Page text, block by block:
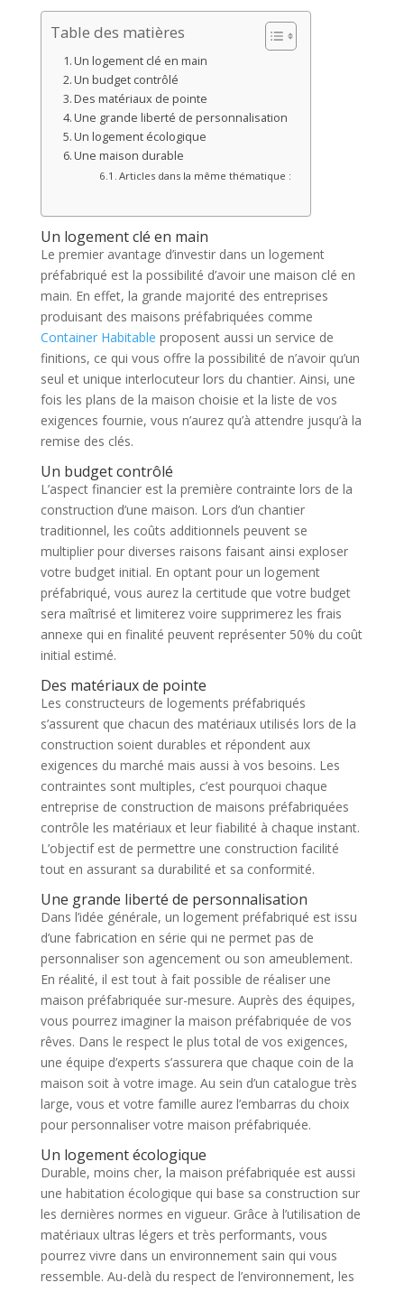
Table des matières
Un logement clé en main
Un budget contrôlé
Des matériaux de pointe
Une grande liberté de personnalisation
Un logement écologique
Une maison durable
Articles dans la même thématique :
Un logement clé en main
Le premier avantage d’investir dans un logement
préfabriqué est la possibilité d’avoir une maison clé en
main. En effet, la grande majorité des entreprises
produisant des maisons préfabriquées comme
Container Habitable proposent aussi un service de
finitions, ce qui vous offre la possibilité de n’avoir qu’un
seul et unique interlocuteur lors du chantier. Ainsi, une
fois les plans de la maison choisie et la liste de vos
exigences fournie, vous n’aurez qu’à attendre jusqu’à la
remise des clés.
Un budget contrôlé
L’aspect financier est la première contrainte lors de la
construction d’une maison. Lors d’un chantier
traditionnel, les coûts additionnels peuvent se
multiplier pour diverses raisons faisant ainsi exploser
votre budget initial. En optant pour un logement
préfabriqué, vous aurez la certitude que votre budget
sera maîtrisé et limiterez voire supprimerez les frais
annexe qui en finalité peuvent représenter 50% du coût
initial estimé.
Des matériaux de pointe
Les constructeurs de logements préfabriqués
s’assurent que chacun des matériaux utilisés lors de la
construction soient durables et répondent aux
exigences du marché mais aussi à vos besoins. Les
contraintes sont multiples, c’est pourquoi chaque
entreprise de construction de maisons préfabriquées
contrôle les matériaux et leur fiabilité à chaque instant.
L’objectif est de permettre une construction facilité
tout en assurant sa durabilité et sa conformité.
Une grande liberté de personnalisation
Dans l’idée générale, un logement préfabriqué est issu
d’une fabrication en série qui ne permet pas de
personnaliser son agencement ou son ameublement.
En réalité, il est tout à fait possible de réaliser une
maison préfabriquée sur-mesure. Auprès des équipes,
vous pourrez imaginer la maison préfabriquée de vos
rêves. Dans le respect le plus total de vos exigences,
une équipe d’experts s’assurera que chaque coin de la
maison soit à votre image. Au sein d’un catalogue très
large, vous et votre famille aurez l’embarras du choix
pour personnaliser votre maison préfabriquée.
Un logement écologique
Durable, moins cher, la maison préfabriquée est aussi
une habitation écologique qui base sa construction sur
les dernières normes en vigueur. Grâce à l’utilisation de
matériaux ultras légers et très performants, vous
pourrez vivre dans un environnement sain qui vous
ressemble. Au-delà du respect de l’environnement, les